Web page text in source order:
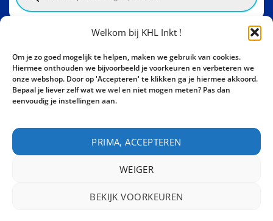
Welkom bij KHL Inkt !
Om je zo goed mogelijk te helpen, maken we gebruik van cookies.
Hiermee onthouden we bijvoorbeeld je voorkeuren en verbeteren we
onze webshop. Door op 'Accepteren' te klikken ga je hiermee akkoord.
Bepaal je liever zelf wat we wel en niet mogen meten? Pas dan
eenvoudig je instellingen aan.
PRIMA, ACCEPTEREN
WEIGER
BEKIJK VOORKEUREN
Activity Invest BV - KHL, Kempische Steenweg 274
3500 Hasselt - België BE0862447190
Bel ons nu:+32 11 261499